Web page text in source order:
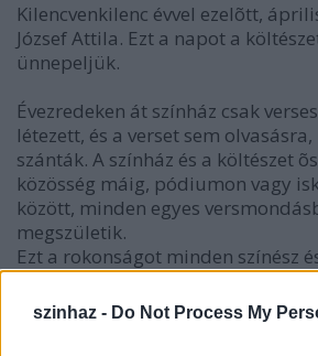
szinhaz - Do Not Process My
Kilencvenkilenc évvel ezelõtt,
József Attila. Ezt a napot a
ünnepeljük.
Évezredeken át színház csak
létezett, és a verset sem
szánták. A színház és a költészet
közösség máig, pódiumon vagy
között, minden egyes
megszületik.
Ezt a rokonságot minden színész
és számon tartja. Ezért fontos
napja. Felkértük Várady Szabolcs
össze kedvenc versei közül egy